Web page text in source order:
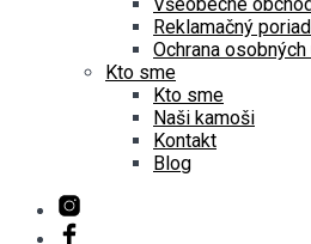
Reklamačný
Ochrana osobných
Kto sme
Kto sme
Naši kamoši
Kontakt
Blog